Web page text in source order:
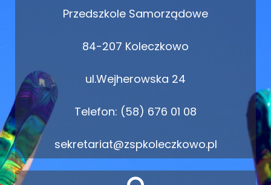
Przedszkole Samorządowe
84-207 Koleczkowo
ul.Wejherowska 24
Telefon: (58) 676 01 08
sekretariat@zspkoleczkowo.pl